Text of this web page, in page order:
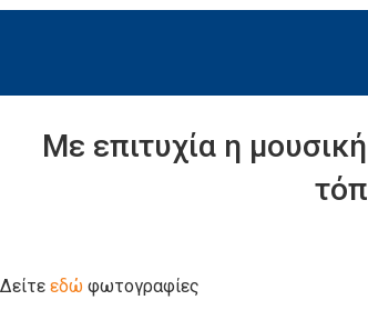
Με επιτυχία η
Δείτε εδώ φωτογραφίες